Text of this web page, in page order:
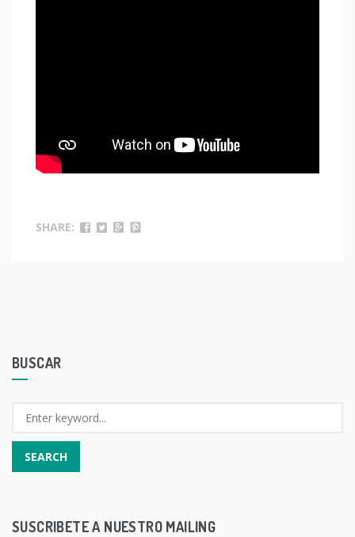
SHARE:
BUSCAR
SUSCRIBETE A NUESTRO MAILING